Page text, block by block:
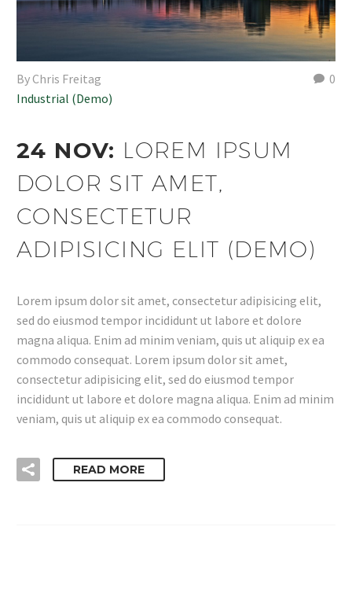
0
By Chris Freitag
Industrial (Demo)
24 NOV: LOREM IPSUM
DOLOR SIT AMET,
CONSECTETUR
ADIPISICING ELIT (DEMO)
Lorem ipsum dolor sit amet, consectetur adipisicing elit,
sed do eiusmod tempor incididunt ut labore et dolore
magna aliqua. Enim ad minim veniam, quis ut aliquip ex ea
commodo consequat. Lorem ipsum dolor sit amet,
consectetur adipisicing elit, sed do eiusmod tempor
incididunt ut labore et dolore magna aliqua. Enim ad minim
veniam, quis ut aliquip ex ea commodo consequat.
READ MORE